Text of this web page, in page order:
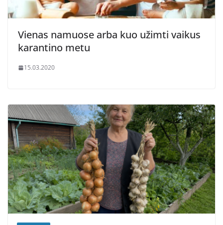
Vienas namuose arba kuo užimti vaikus
karantino metu
15.03.2020